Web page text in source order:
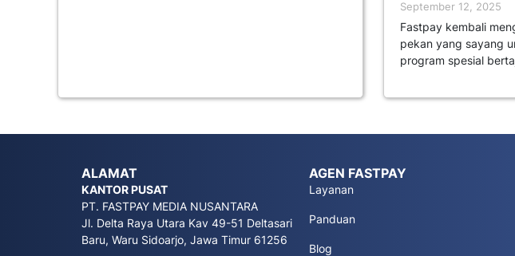
September 12, 2025
Fastpay kembali
pekan yang sayang
program spesial
ALAMAT
KANTOR PUSAT
PT. FASTPAY MEDIA NUSANTARA
Jl. Delta Raya Utara Kav 49-51 Deltasari
Baru, Waru Sidoarjo, Jawa Timur 61256
AGEN FASTPAY
Layanan
Panduan
Blog